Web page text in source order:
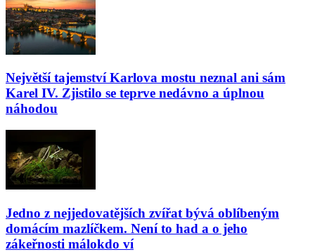
Největší tajemství Karlova mostu neznal ani sám
Karel IV. Zjistilo se teprve nedávno a úplnou
náhodou
Jedno z nejjedovatějších zvířat bývá oblíbeným
domácím mazlíčkem. Není to had a o jeho
zákeřnosti málokdo ví